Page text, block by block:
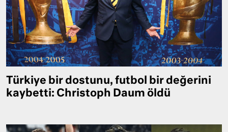
Türkiye bir dostunu, futbol bir değerini
kaybetti: Christoph Daum öldü